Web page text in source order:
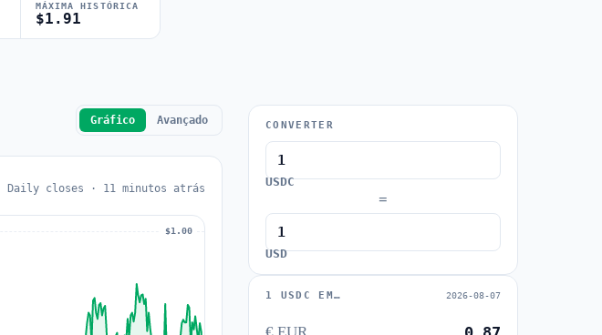
MÁXIMA HISTÓRICA
$1.91
Gráfico Avançado
Daily closes · 11 minutos atrás
$1.00
CONVERTER
USDC
=
USD
1 USDC EM… 2026-08-07